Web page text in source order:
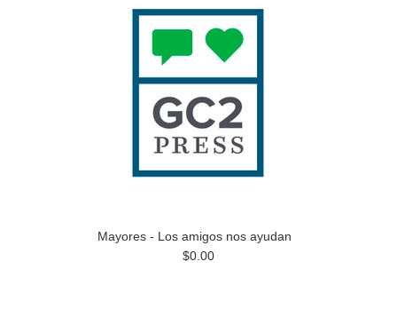
Mayores - Los amigos nos ayudan
$0.00